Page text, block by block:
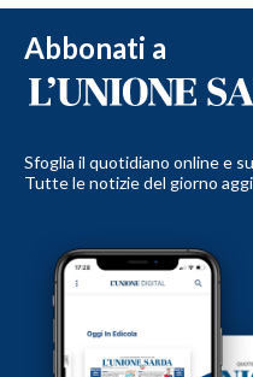
Abbonati a
Sfoglia il quotidiano online e
Tutte le notizie del giorno